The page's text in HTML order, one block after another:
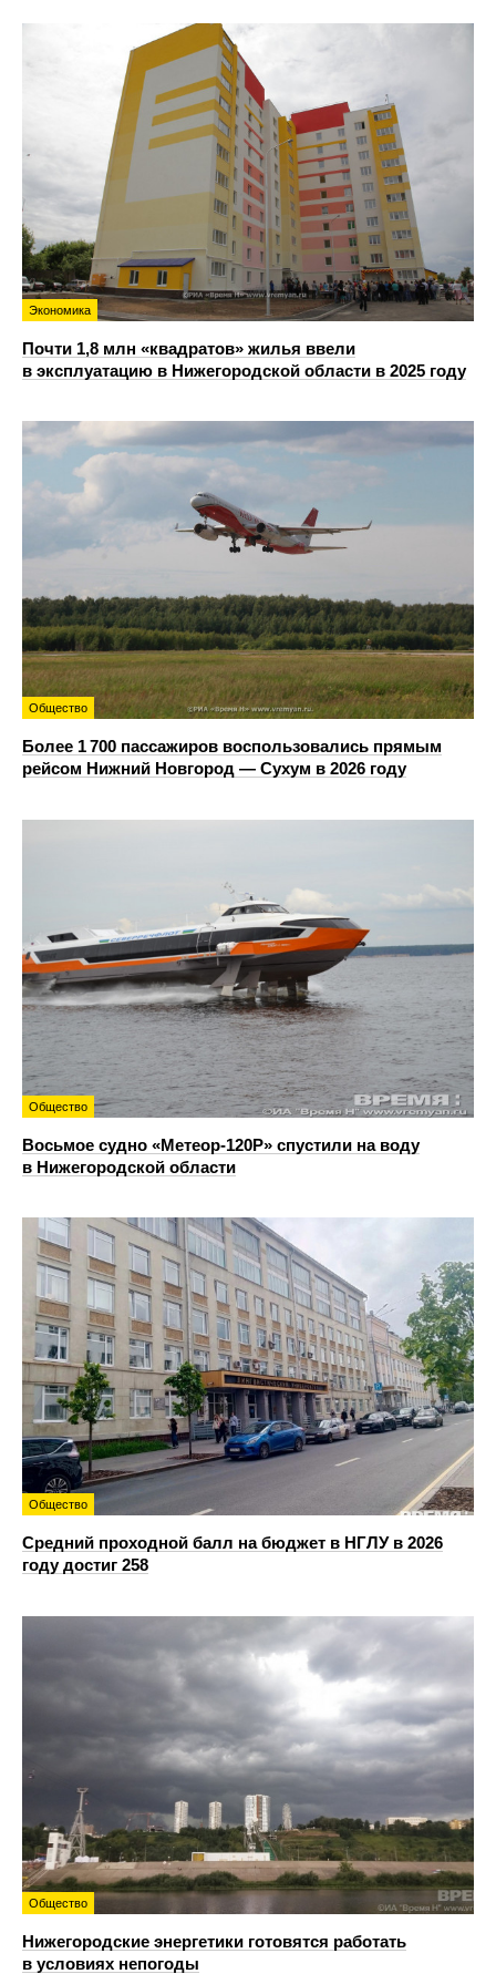
Экономика
Почти 1,8 млн «квадратов» жилья ввели
в эксплуатацию в Нижегородской области в 2025 году
Общество
Более 1 700 пассажиров воспользовались прямым
рейсом Нижний Новгород — Сухум в 2026 году
Общество
Восьмое судно «Метеор-120Р» спустили на воду
в Нижегородской области
Общество
Средний проходной балл на бюджет в НГЛУ в 2026
году достиг 258
Общество
Нижегородские энергетики готовятся работать
в условиях непогоды